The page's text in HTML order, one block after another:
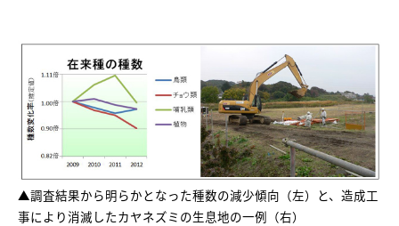
▲調査結果から明らかとなった種数の減少傾向（左）と、造成工
事により消滅したカヤネズミの生息地の一例（右）